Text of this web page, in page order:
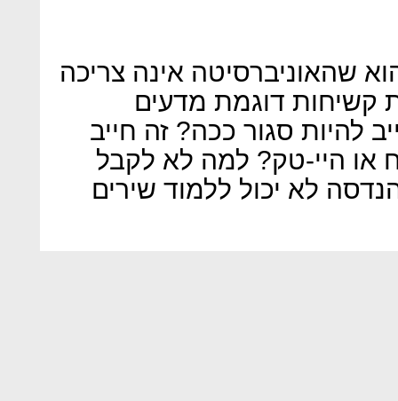
שהאוניברסיטה אינה צריכה
קשיחות דוגמת מדעים
להיות סגור ככה? זה חייב
או היי-טק? למה לא לקבל
לא יכול ללמוד שירים